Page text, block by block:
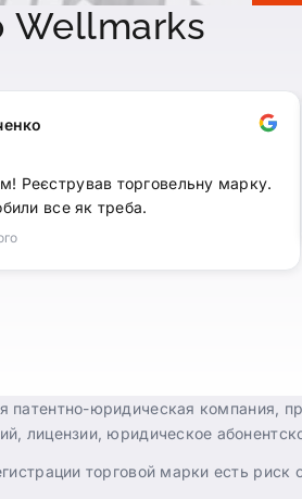
Wellmarks
Реєстрував торговельну марку.
все як треба.
патентно-юридическая компания,
лицензии, юридическое
торговой марки есть